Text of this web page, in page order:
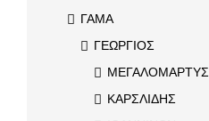
ΓΑΜΑ
ΓΕΩΡΓΙΟΣ
ΜΕΓΑΛΟΜΑΡΤΥΣ
ΚΑΡΣΛΙΔΗΣ